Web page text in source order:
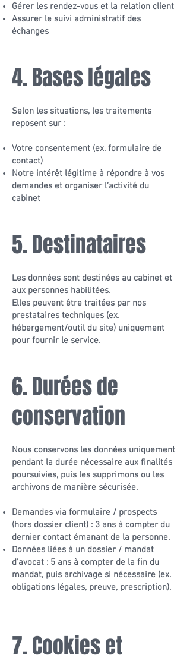
Gérer les rendez-vous et la relation client
Assurer le suivi administratif des
échanges
4. Bases légales
Selon les situations, les traitements
reposent sur :
Votre consentement (ex. formulaire de
contact)
Notre intérêt légitime à répondre à vos
demandes et organiser l’activité du
cabinet
5. Destinataires
Les données sont destinées au cabinet et
aux personnes habilitées.
Elles peuvent être traitées par nos
prestataires techniques (ex.
hébergement/outil du site) uniquement
pour fournir le service.
6. Durées de
conservation
Nous conservons les données uniquement
pendant la durée nécessaire aux finalités
poursuivies, puis les supprimons ou les
archivons de manière sécurisée.
Demandes via formulaire / prospects
(hors dossier client) : 3 ans à compter du
dernier contact émanant de la personne.
Données liées à un dossier / mandat
d’avocat : 5 ans à compter de la fin du
mandat, puis archivage si nécessaire (ex.
obligations légales, preuve, prescription).
7. Cookies et